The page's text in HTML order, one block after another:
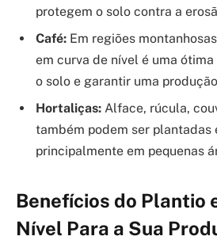
protegem o solo contra a
Café: Em regiões
em curva de nível é uma
o solo e garantir uma
Hortaliças: Alface, rúcula,
também podem ser plantadas
principalmente em pequenas
Benefícios do Plantio
Nível Para a Sua